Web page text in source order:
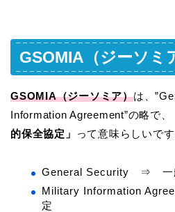
GSOMIA（ジーソミ
GSOMIA（ジーソミア）は、
Information Agreement”の略で、
的保全協定」
って意味らしいです
General Security ⇒ 一
Military Information
定